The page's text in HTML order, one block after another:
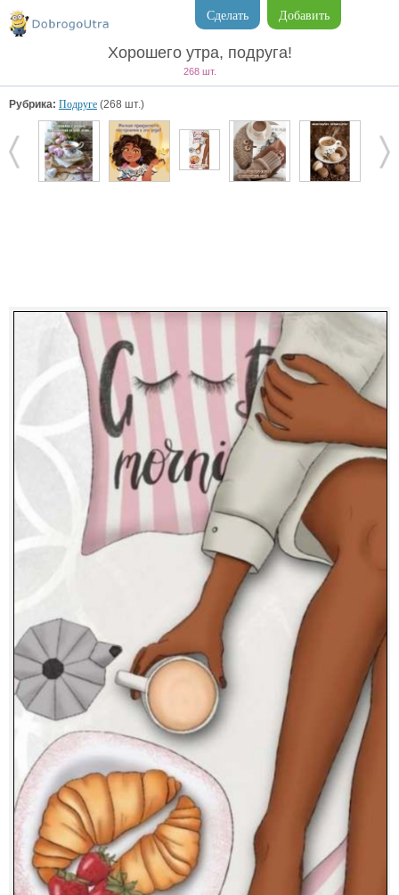
Добавить
Сделать
Хорошего утра, подруга!
268 шт.
Рубрика: Подруге (268 шт.)